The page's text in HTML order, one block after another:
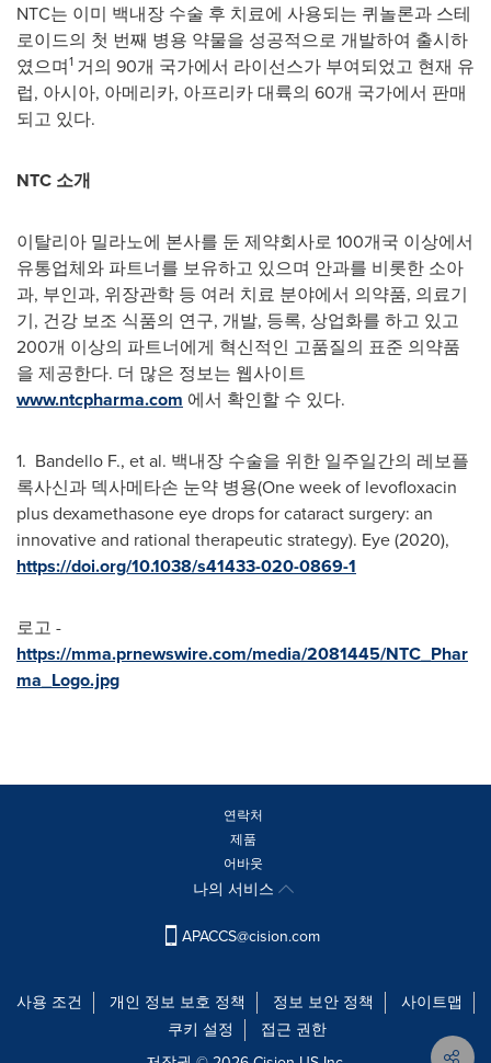
NTC는 이미 백내장 수술 후 치료에 사용되는 퀴놀론과 스테
로이드의 첫 번째 병용 약물을 성공적으로 개발하여 출시하
였으며1 거의 90개 국가에서 라이선스가 부여되었고 현재 유
럽, 아시아, 아메리카, 아프리카 대륙의 60개 국가에서 판매
되고 있다.
NTC 소개
이탈리아 밀라노에 본사를 둔 제약회사로 100개국 이상에서
유통업체와 파트너를 보유하고 있으며 안과를 비롯한 소아
과, 부인과, 위장관학 등 여러 치료 분야에서 의약품, 의료기
기, 건강 보조 식품의 연구, 개발, 등록, 상업화를 하고 있고
200개 이상의 파트너에게 혁신적인 고품질의 표준 의약품
을 제공한다. 더 많은 정보는 웹사이트
www.ntcpharma.com 에서 확인할 수 있다.
1. Bandello F., et al. 백내장 수술을 위한 일주일간의 레보플
록사신과 덱사메타손 눈약 병용(One week of levofloxacin
plus dexamethasone eye drops for cataract surgery: an
innovative and rational therapeutic strategy). Eye (2020),
https://doi.org/10.1038/s41433-020-0869-1
로고 -
https://mma.prnewswire.com/media/2081445/NTC_Phar
ma_Logo.jpg
연락처
제품
어바웃
나의 서비스
APACCS@cision.com
사용 조건 개인 정보 보호 정책 정보 보안 정책
사이트맵
쿠키 설정
접근 권한